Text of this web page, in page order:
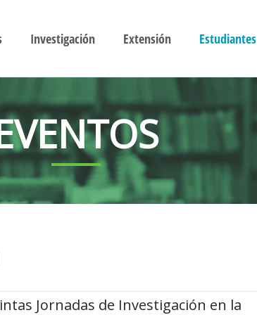
Investigación Extensión Estudiantes
Jornadas de Investigación en la